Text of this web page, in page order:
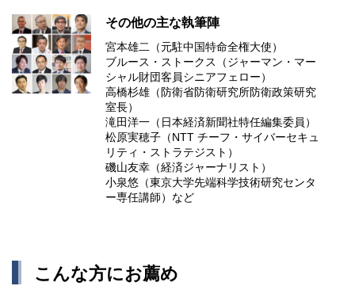
その他の主な執筆陣
宮本雄二（元駐中国特命全権大使）
ブルース・ストークス（ジャーマン・マー
シャル財団客員シニアフェロー）
高橋杉雄（防衛省防衛研究所防衛政策研究
室長）
滝田洋一（日本経済新聞社特任編集委員）
松原実穂子（NTT チーフ・サイバーセキュ
リティ・ストラテジスト）
磯山友幸（経済ジャーナリスト）
小泉悠（東京大学先端科学技術研究センタ
ー専任講師）など
こんな方にお薦め